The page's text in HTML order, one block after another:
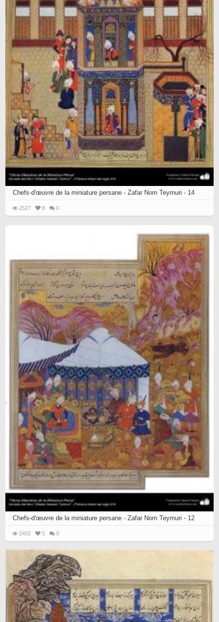
Chefs-d'œuvre de la miniature persane - Zafar Nom Teymuri - 14
2527 8 0
Chefs-d'œuvre de la miniature persane - Zafar Nom Teymuri - 12
2452 5 0